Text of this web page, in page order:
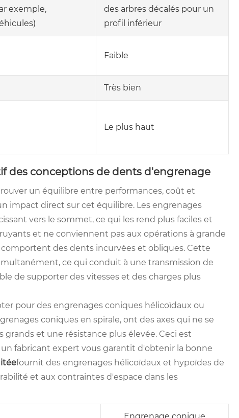
exemple,
des arbres décalés pour un
profil inférieur
Faible
Très bien
Le plus haut
des conceptions de dents d'engrenage
un équilibre entre performances, coût et
impact direct sur cet équilibre. Les engrenages
vers le sommet, ce qui les rend plus faciles et
et ne conviennent pas aux opérations à grande
des dents incurvées et obliques. Cette
ce qui conduit à une transmission de
de supporter des vitesses et des charges plus
pour des engrenages coniques hélicoïdaux ou
coniques en spirale, ont des axes qui ne se
et une résistance plus élevée. Ceci est
fabricant expert vous garantit d'obtenir la bonne
fournit des engrenages hélicoïdaux et hypoïdes de
et aux contraintes d'espace dans les
Engrenage conique